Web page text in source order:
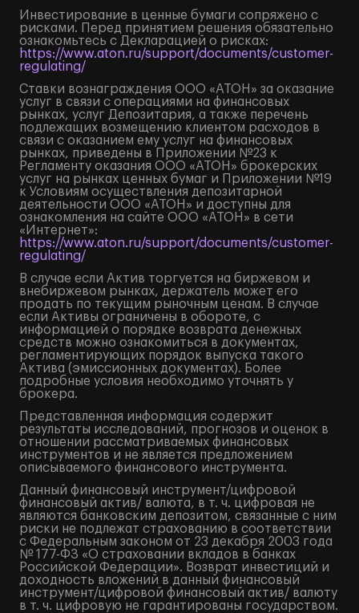
Инвестирование в ценные бумаги сопряжено с
рисками. Перед принятием решения обязательно
ознакомьтесь с Декларацией о рисках:
https://www.aton.ru/support/documents/customer-
regulating/
Ставки вознаграждения ООО «АТОН» за оказание
услуг в связи с операциями на финансовых
рынках, услуг Депозитария, а также перечень
подлежащих возмещению клиентом расходов в
связи с оказанием ему услуг на финансовых
рынках, приведены в Приложении №23 к
Регламенту оказания ООО «АТОН» брокерских
услуг на рынках ценных бумаг и Приложении №19
к Условиям осуществления депозитарной
деятельности ООО «АТОН» и доступны для
ознакомления на сайте ООО «АТОН» в сети
«Интернет»:
https://www.aton.ru/support/documents/customer-
regulating/
В случае если Актив торгуется на биржевом и
внебиржевом рынках, держатель может его
продать по текущим рыночным ценам. В случае
если Активы ограничены в обороте, с
информацией о порядке возврата денежных
средств можно ознакомиться в документах,
регламентирующих порядок выпуска такого
Актива (эмиссионных документах). Более
подробные условия необходимо уточнять у
брокера.
Представленная информация содержит
результаты исследований, прогнозов и оценок в
отношении рассматриваемых финансовых
инструментов и не является предложением
описываемого финансового инструмента.
Данный финансовый инструмент/цифровой
финансовый актив/ валюта, в т. ч. цифровая не
являются банковским депозитом, связанные с ним
риски не подлежат страхованию в соответствии
с Федеральным законом от 23 декабря 2003 года
№ 177-ФЗ «О страховании вкладов в банках
Российской Федерации». Возврат инвестиций и
доходность вложений в данный финансовый
инструмент/цифровой финансовый актив/ валюту
в т. ч. цифровую не гарантированы государством.